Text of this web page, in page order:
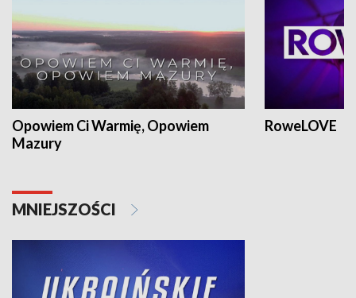
Opowiem Ci Warmię, Opowiem
Mazury
RoweLOVE
MNIEJSZOŚCI